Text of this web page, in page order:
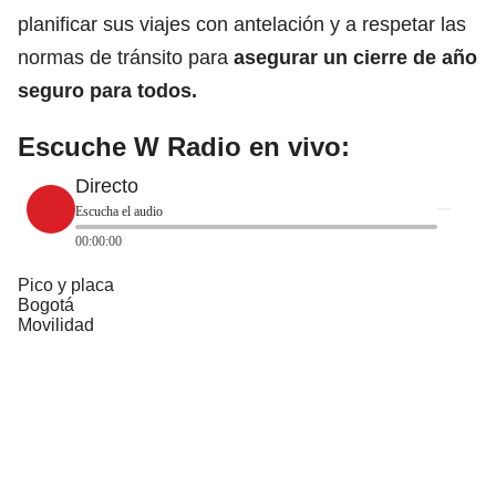
planificar sus viajes con antelación y a respetar las
normas de tránsito para asegurar un cierre de año
seguro para todos.
Escuche W Radio en vivo:
Directo
Escucha el audio
00:00:00
Pico y placa
Bogotá
Movilidad